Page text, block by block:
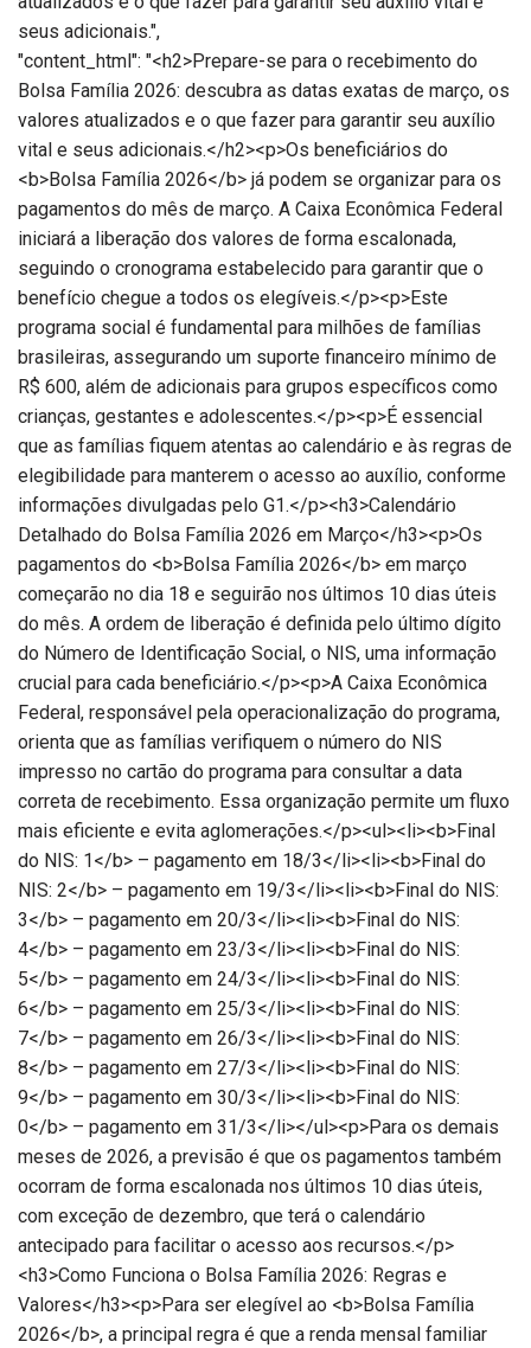
seus adicionais.",
"content_html": "<h2>Prepare-se para o recebimento do
Bolsa Família 2026: descubra as datas exatas de março, os
valores atualizados e o que fazer para garantir seu auxílio
vital e seus adicionais.</h2><p>Os beneficiários do
<b>Bolsa Família 2026</b> já podem se organizar para os
pagamentos do mês de março. A Caixa Econômica Federal
iniciará a liberação dos valores de forma escalonada,
seguindo o cronograma estabelecido para garantir que o
benefício chegue a todos os elegíveis.</p><p>Este
programa social é fundamental para milhões de famílias
brasileiras, assegurando um suporte financeiro mínimo de
R$ 600, além de adicionais para grupos específicos como
crianças, gestantes e adolescentes.</p><p>É essencial
que as famílias fiquem atentas ao calendário e às regras de
elegibilidade para manterem o acesso ao auxílio, conforme
informações divulgadas pelo G1.</p><h3>Calendário
Detalhado do Bolsa Família 2026 em Março</h3><p>Os
pagamentos do <b>Bolsa Família 2026</b> em março
começarão no dia 18 e seguirão nos últimos 10 dias úteis
do mês. A ordem de liberação é definida pelo último dígito
do Número de Identificação Social, o NIS, uma informação
crucial para cada beneficiário.</p><p>A Caixa Econômica
Federal, responsável pela operacionalização do programa,
orienta que as famílias verifiquem o número do NIS
impresso no cartão do programa para consultar a data
correta de recebimento. Essa organização permite um fluxo
mais eficiente e evita aglomerações.</p><ul><li><b>Final
do NIS: 1</b> – pagamento em 18/3</li><li><b>Final do
NIS: 2</b> – pagamento em 19/3</li><li><b>Final do NIS:
3</b> – pagamento em 20/3</li><li><b>Final do NIS:
4</b> – pagamento em 23/3</li><li><b>Final do NIS:
5</b> – pagamento em 24/3</li><li><b>Final do NIS:
6</b> – pagamento em 25/3</li><li><b>Final do NIS:
7</b> – pagamento em 26/3</li><li><b>Final do NIS:
8</b> – pagamento em 27/3</li><li><b>Final do NIS:
9</b> – pagamento em 30/3</li><li><b>Final do NIS:
0</b> – pagamento em 31/3</li></ul><p>Para os demais
meses de 2026, a previsão é que os pagamentos também
ocorram de forma escalonada nos últimos 10 dias úteis,
com exceção de dezembro, que terá o calendário
antecipado para facilitar o acesso aos recursos.</p>
<h3>Como Funciona o Bolsa Família 2026: Regras e
Valores</h3><p>Para ser elegível ao <b>Bolsa Família
2026</b>, a principal regra é que a renda mensal familiar